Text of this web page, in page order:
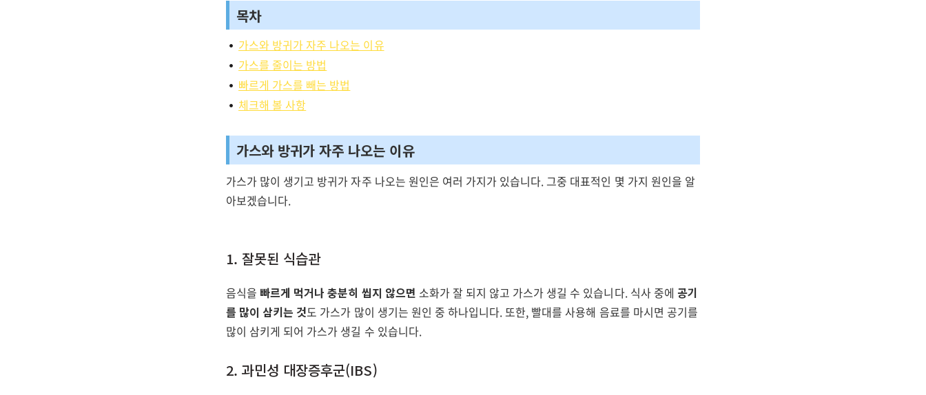
목차
가스와 방귀가 자주 나오는 이유
가스를 줄이는 방법
빠르게 가스를 빼는 방법
체크해 볼 사항
가스와 방귀가 자주 나오는 이유
가스가 많이 생기고 방귀가 자주 나오는 원인은 여러 가지가 있습니다. 그중 대표적인 몇 가지 원인을 알
아보겠습니다.
1. 잘못된 식습관
음식을 빠르게 먹거나 충분히 씹지 않으면 소화가 잘 되지 않고 가스가 생길 수 있습니다. 식사 중에 공기
를 많이 삼키는 것도 가스가 많이 생기는 원인 중 하나입니다. 또한, 빨대를 사용해 음료를 마시면 공기를
많이 삼키게 되어 가스가 생길 수 있습니다.
2. 과민성 대장증후군(IBS)